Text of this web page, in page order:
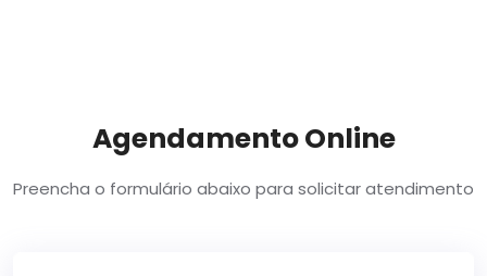
Agendamento Online
Preencha o formulário abaixo para solicitar atendimento